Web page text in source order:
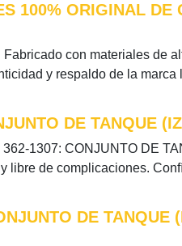
100% ORIGINAL
con materiales de
y respaldo de la
DE TANQUE
1307: CONJUNTO DE
libre de complicaciones.
DE